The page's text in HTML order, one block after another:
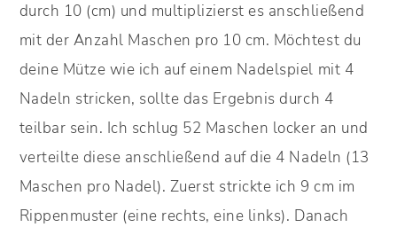
durch 10 (cm) und multiplizierst es anschließend
mit der Anzahl Maschen pro 10 cm. Möchtest du
deine Mütze wie ich auf einem Nadelspiel mit 4
Nadeln stricken, sollte das Ergebnis durch 4
teilbar sein. Ich schlug 52 Maschen locker an und
verteilte diese anschließend auf die 4 Nadeln (13
Maschen pro Nadel). Zuerst strickte ich 9 cm im
Rippenmuster (eine rechts, eine links). Danach